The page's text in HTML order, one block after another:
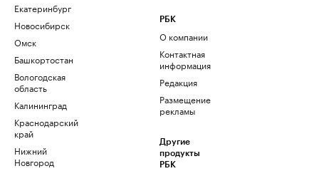
Екатеринбург
Новосибирск
Омск
Башкортостан
Вологодская
область
Калининград
Краснодарский
край
Нижний
Новгород
РБК
О компании
Контактная
информация
Редакция
Размещение
рекламы
Другие
продукты
РБК